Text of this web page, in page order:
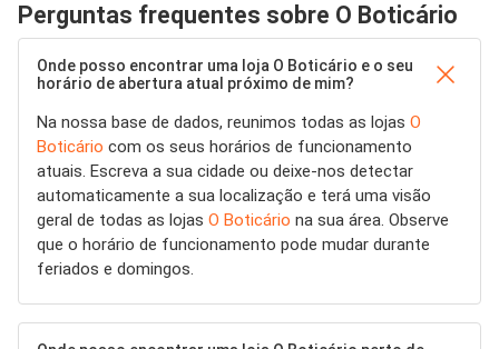
Perguntas frequentes sobre O Boticário
Onde posso encontrar uma loja O Boticário e o seu
horário de abertura atual próximo de mim?
Na nossa base de dados, reunimos todas as lojas O
Boticário com os seus horários de funcionamento
atuais. Escreva a sua cidade ou deixe-nos detectar
automaticamente a sua localização e terá uma visão
geral de todas as lojas O Boticário na sua área. Observe
que o horário de funcionamento pode mudar durante
feriados e domingos.